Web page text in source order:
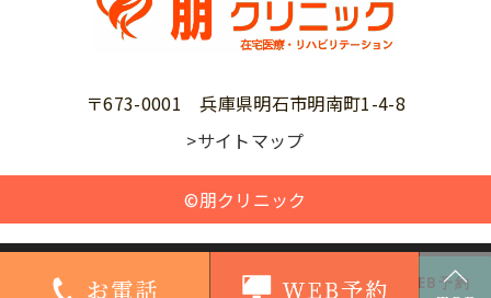
078-923-3456 WEB予約
〒673-0001 兵庫県明石市明南町1-4-8
>サイトマップ
©朋クリニック